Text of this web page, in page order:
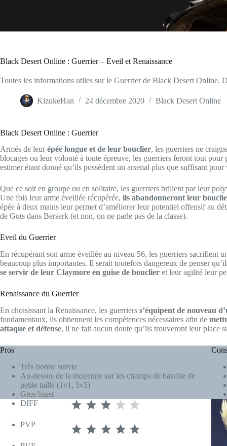
Black Desert Online : Guerrier – Eveil et Renaissance
Toutes les informations utiles sur le Guerrier de Black Desert Online.
KizukeHan 24 décembre 2020 Black Desert Online
Black Desert Online : Guerrier
Armés de leurépée longue et de leur bouclier, les guerriers ne
blocages ou leur volonté à toute épreuve, les guerriers feront tout
estimer étant donné qu’ils possèdent un arsenal plus que suffisant
Que ce soit en groupe ou en solitaire, les guerriers brillent par leur
Une fois leur arme éveillée récupérée, ils abandonneront leur
épée à deux mains leur permet d’améliorer leur potentiel offensif au
de Guts dans Berserk (et non, on ne parle pas de la classe).
Eveil du Guerrier
En récupérant son arme éveillée au niveau 56, les guerriers sacrifient
beaucoup plus importantes. Il serait toutefois dangereux de penser
se servir de leur Claymore en guise de bouclier et leur agilité leur
Renaissance du Guerrier
En choisissant la Renaissance, les guerriers s’équipent de nouveau
fondamentaux, ils obtiennent les compétences nécessaires afin de
attaque et défense, il ne fait aucun doute qu’ils trouveront leur place
Pros
Très bonne survie
Au-dessus de la moyenne sur les champs de bataille de
petite taille (1v1, 5v5)
Gros burst
DIFF
PVP
⭐
⭐
⭐ Note : 3 sur 5.